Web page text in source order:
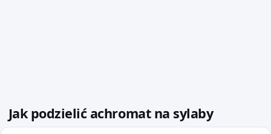
Jak podzielić achromat na sylaby